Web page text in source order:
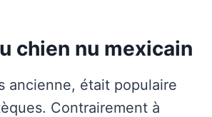
chien nu mexicain
ancienne, était populaire
Contrairement à